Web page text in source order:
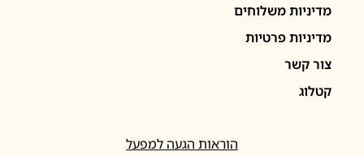
משלוחים
פרטיות
קשר
הוראות הגעה למפעל